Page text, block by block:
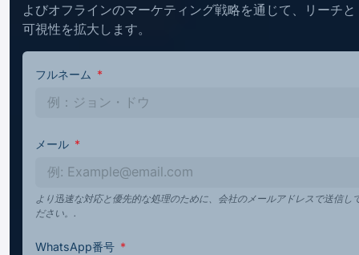
よびオフラインのマーケティング戦略を通じて、リーチと
可視性を拡大します。
フルネーム
メール
より迅速な対応と優先的な処理のために、会社のメールアドレスで送信し
ださい。.
WhatsApp番号